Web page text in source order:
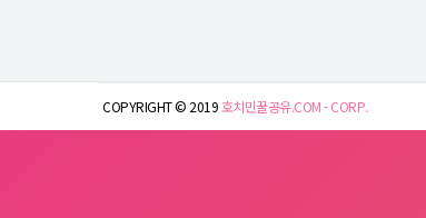
COPYRIGHT © 2019호치민꿀공유.COM - CORP.